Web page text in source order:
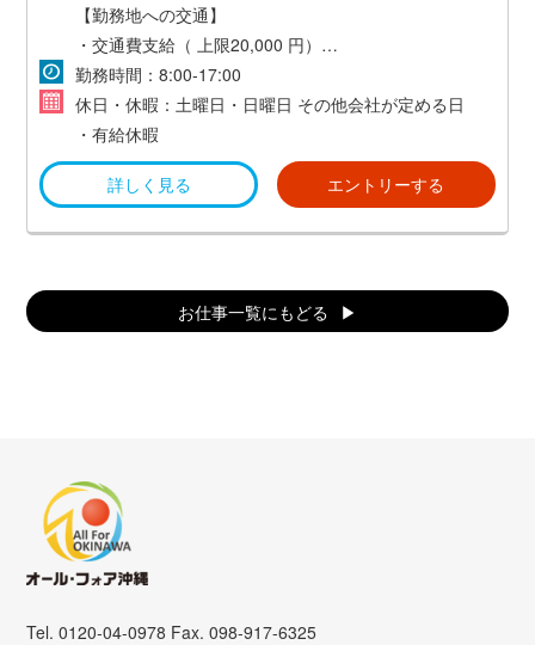
*賞与年2回（3ヶ月分）*
*昇給年1回*
* 英検１級またはＴＯＥＩＣ９００点以上で語学手当支
給１０，０００円／月 *
時給1,000円～1,100円
【勤務地への交通】
・交通費支給（ 上限20,000 円）
・マイカー通勤可(無料駐車場あり)
勤務時間：8:00‐17:00
休日・休暇：土曜日・日曜日 その他会社が定める日
・有給休暇
詳しく見る エントリーする
お仕事一覧にもどる
Tel. 0120-04-0978 Fax. 098-917-6325